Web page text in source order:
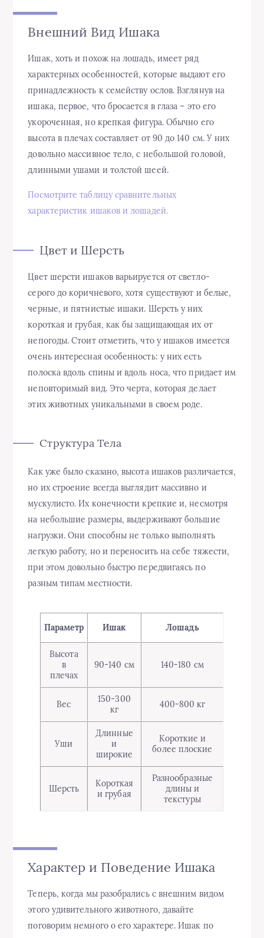
Внешний Вид Ишака
Ишак, хоть и похож на лошадь, имеет ряд
характерных особенностей, которые выдают его
принадлежность к семейству ослов. Взглянув на
ишака, первое, что бросается в глаза – это его
укороченная, но крепкая фигура. Обычно его
высота в плечах составляет от 90 до 140 см. У них
довольно массивное тело, с небольшой головой,
длинными ушами и толстой шеей.
Посмотрите таблицу сравнительных
характеристик ишаков и лошадей.
Цвет и Шерсть
Цвет шерсти ишаков варьируется от светло-
серого до коричневого, хотя существуют и белые,
черные, и пятнистые ишаки. Шерсть у них
короткая и грубая, как бы защищающая их от
непогоды. Стоит отметить, что у ишаков имеется
очень интересная особенность: у них есть
полоска вдоль спины и вдоль носа, что придает им
неповторимый вид. Это черта, которая делает
этих животных уникальными в своем роде.
Структура Тела
Как уже было сказано, высота ишаков различается,
но их строение всегда выглядит массивно и
мускулисто. Их конечности крепкие и, несмотря
на небольшие размеры, выдерживают большие
нагрузки. Они способны не только выполнять
легкую работу, но и переносить на себе тяжести,
при этом довольно быстро передвигаясь по
разным типам местности.
Параметр Ишак Лошадь
Высота
в
плечах
90-140 см 140-180 см
Вес
150-300
кг
400-800 кг
Уши
Длинные
и
широкие
Короткие и
более плоские
Шерсть
Короткая
и грубая
Разнообразные
длины и
текстуры
Характер и Поведение Ишака
Теперь, когда мы разобрались с внешним видом
этого удивительного животного, давайте
поговорим немного о его характере. Ишак по